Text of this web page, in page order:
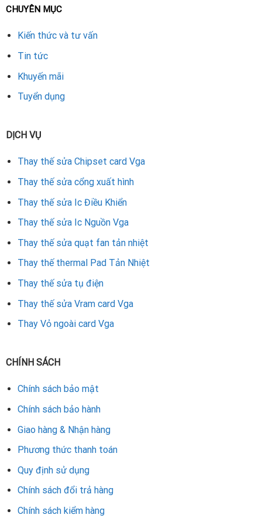
thực hiện quy trình chuyên nghiệp:
Tháo card VGA PowerColor ra khỏi máy tính.
nhiệt.
Lắp lại card và test hiệu năng, kiểm tra tốc độ quạt.
Tư vấn chọn quạt thay thế cho VGA PowerColor
Nên chọnquạt chính hãnghoặc loại thay thế tương thích
đúng model.
Đối với dòng PowerColor 3 fan (Red Devil), cần thay
đúng kích thước từng quạt.
Tránh dùng quạt kém chất lượng, vì dễ gây rung lắc và
nhanh hỏng.
quả tối ưu.
Bảng giá tham khảo thay quạt fan VGA
quạt và dòng card:
VNĐ
VGA PowerColor 2 quạt (Dual Fan):
CHUYÊN MỤC
Kiến thức và tư vấn
Tin tức
Khuyến mãi
Tuyển dụng
DỊCH VỤ
Thay thế sửa Chipset card Vga
Thay thế sửa cổng xuất hình
Thay thế sửa Ic Điều Khiển
Thay thế sửa Ic Nguồn Vga
Thay thế sửa quạt fan tản nhiệt
Thay thế thermal Pad Tản Nhiệt
Thay thế sửa tụ điện
Thay thế sửa Vram card Vga
Thay Vỏ ngoài card Vga
CHÍNH SÁCH
Chính sách bảo mật
Chính sách bảo hành
Giao hàng & Nhận hàng
Phương thức thanh toán
Quy định sử dụng
Chính sách đổi trả hàng
Chính sách kiểm hàng